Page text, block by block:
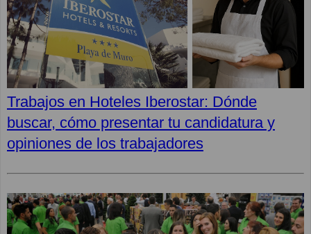
Trabajos en Hoteles Iberostar: Dónde
buscar, cómo presentar tu candidatura y
opiniones de los trabajadores